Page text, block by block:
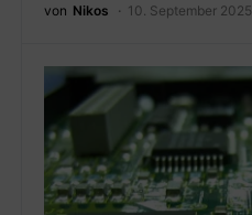
von Nikos 10. September 2025